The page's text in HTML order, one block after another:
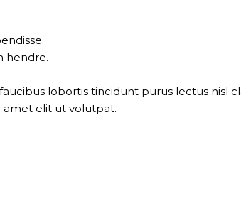
hendre.
lobortis tincidunt purus lectus nisl
elit ut volutpat.